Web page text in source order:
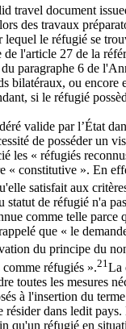
travel document
des travaux
le réfugié se
l'article 27 de la
paragraphe 6 de
ou encore
si le réfugié
valide par l’État
de posséder un
les « réfugiés
constitutive ». En
satisfait aux
statut de réfugié n'a
comme telle parce
que « le
du principe du
réfugiés ».21 La
toutes les mesures
à l'insertion du
dans ledit
qu'un réfugié en